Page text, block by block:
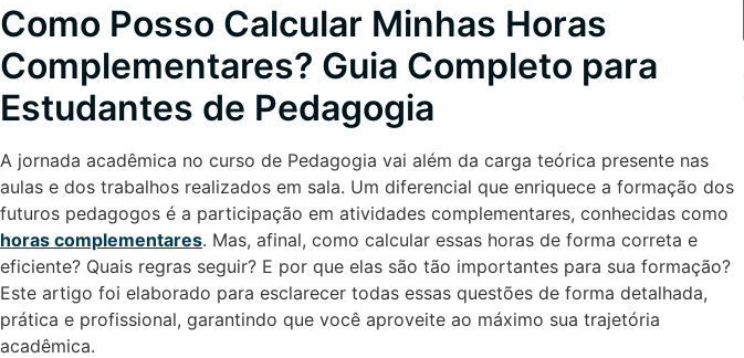
Como Posso Calcular Minhas Horas
Complementares? Guia Completo para
Estudantes de Pedagogia
A jornada acadêmica no curso de Pedagogia vai além da carga teórica presente nas
aulas e dos trabalhos realizados em sala. Um diferencial que enriquece a formação dos
futuros pedagogos é a participação em atividades complementares, conhecidas como
horas complementares. Mas, afinal, como calcular essas horas de forma correta e
eficiente? Quais regras seguir? E por que elas são tão importantes para sua formação?
Este artigo foi elaborado para esclarecer todas essas questões de forma detalhada,
prática e profissional, garantindo que você aproveite ao máximo sua trajetória
acadêmica.